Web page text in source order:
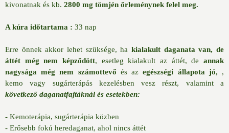
kivonatnak és kb. 2800 mg tömjén őrleménynek felel meg.
A kúra időtartama : 33 nap
Erre önnek akkor lehet szüksége, ha kialakult daganata van, de
áttét még nem képződött, esetleg kialakult az áttét, de
annak
nagysága még nem számottevő és az egészségi állapota jó, ,
kemo vagy sugárterápás kezelésben vesz részt, valamint a
következő daganatfajtáknál és esetekben:
- Kemoterápia, sugárterápia közben
- Erősebb fokú heredaganat, ahol nincs áttét